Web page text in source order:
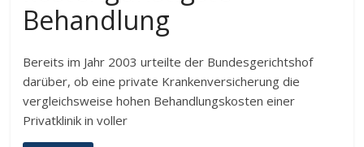
Behandlung
Bereits im Jahr 2003 urteilte der Bundesgerichtshof
darüber, ob eine private Krankenversicherung die
vergleichsweise hohen Behandlungskosten einer
Privatklinik in voller